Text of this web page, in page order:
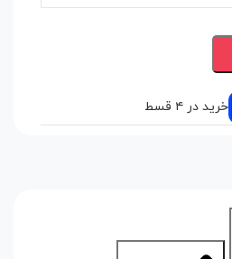
خرید در ۴ قسط